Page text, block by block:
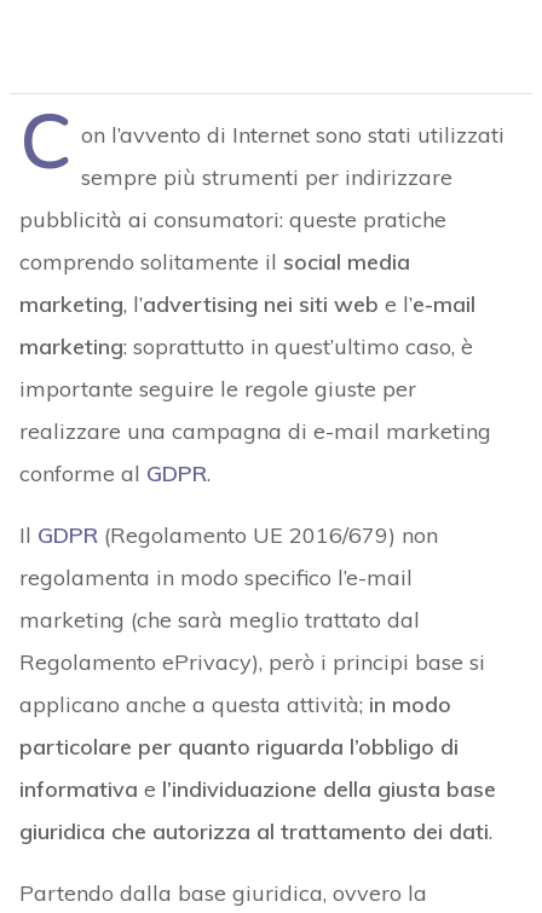
C on l’avvento di Internet sono stati utilizzati
sempre più strumenti per indirizzare
pubblicità ai consumatori: queste pratiche
comprendo solitamente il social media
marketing, l’advertising nei siti web e l’e-mail
marketing: soprattutto in quest’ultimo caso, è
importante seguire le regole giuste per
realizzare una campagna di e-mail marketing
conforme al GDPR.
Il GDPR(Regolamento UE 2016/679) non
regolamenta in modo specifico l’e-mail
marketing (che sarà meglio trattato dal
Regolamento ePrivacy), però i principi base si
applicano anche a questa attività; in modo
particolare per quanto riguarda l’obbligo di
informativa e l’individuazione della giusta base
giuridica che autorizza al trattamento dei dati.
Partendo dalla base giuridica, ovvero la